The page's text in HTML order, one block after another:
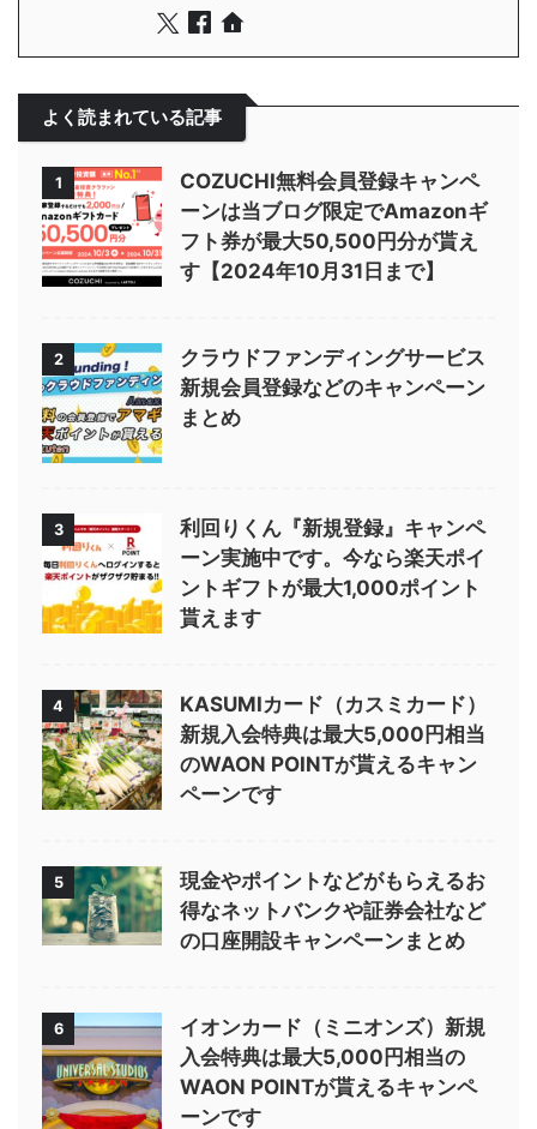
よく読まれている記事
1
COZUCHI無料会員登録キャンペ
ーンは当ブログ限定でAmazonギ
フト券が最大50,500円分が貰え
す【2024年10月31日まで】
2
クラウドファンディングサービス
新規会員登録などのキャンペーン
まとめ
3
利回りくん『新規登録』キャンペ
ーン実施中です。今なら楽天ポイ
ントギフトが最大1,000ポイント
貰えます
4
KASUMIカード（カスミカード）
新規入会特典は最大5,000円相当
のWAON POINTが貰えるキャン
ペーンです
5
現金やポイントなどがもらえるお
得なネットバンクや証券会社など
の口座開設キャンペーンまとめ
6
イオンカード（ミニオンズ）新規
入会特典は最大5,000円相当の
WAON POINTが貰えるキャンペ
ーンです